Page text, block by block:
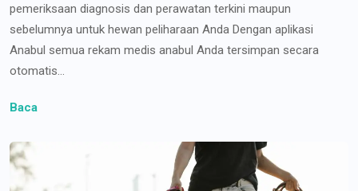
pemeriksaan diagnosis dan perawatan terkini maupun
sebelumnya untuk hewan peliharaan Anda Dengan aplikasi
Anabul semua rekam medis anabul Anda tersimpan secara
otomatis...
Baca